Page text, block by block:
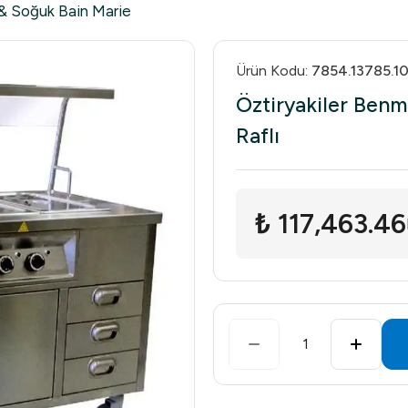
Soğuk Bain Marie
Ürün Kodu: 7854.13785.10
Öztiryakiler
Raflı
₺ 117,463.46
1